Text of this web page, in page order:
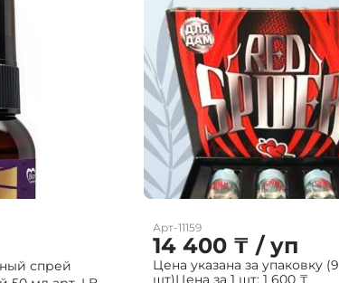
спрей
Арт-11159
14 400 ₸ / уп
Цена указана за упаковку (9
шт)Цена за 1 шт: 1 600 ₸